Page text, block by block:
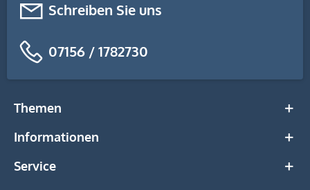
Schreiben Sie uns
07156 / 1782730
Themen
Informationen
Service